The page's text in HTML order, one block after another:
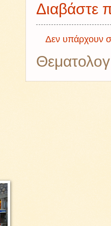
Διαβάστε
Δεν υπάρχουν